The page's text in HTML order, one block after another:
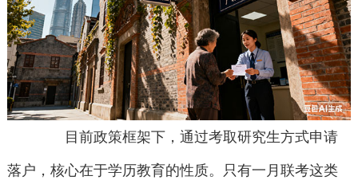
目前政策框架下，通过考取研究生方式申请
落户，核心在于学历教育的性质。只有一月联考这类